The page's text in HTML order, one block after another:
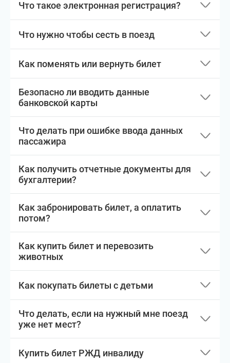
Что такое электронная регистрация?
Что нужно чтобы сесть в поезд
Как поменять или вернуть билет
Безопасно ли вводить данные
банковской карты
Что делать при ошибке ввода данных
пассажира
Как получить отчетные документы для
бухгалтерии?
Как забронировать билет, а оплатить
потом?
Как купить билет и перевозить
животных
Как покупать билеты с детьми
Что делать, если на нужный мне поезд
уже нет мест?
Купить билет РЖД инвалиду